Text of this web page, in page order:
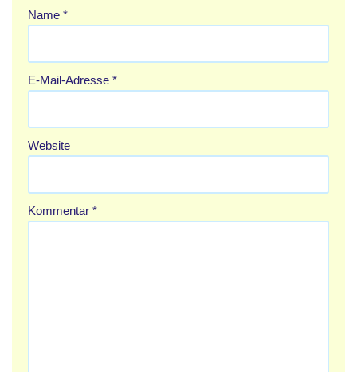
Name *
E-Mail-Adresse *
Website
Kommentar *